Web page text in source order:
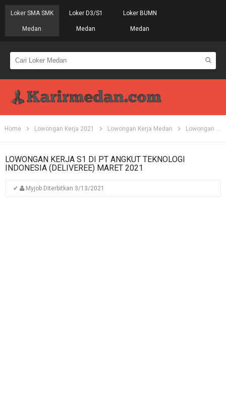
Loker SMA SMK
Medan
Loker D3/S1
Medan
Loker BUMN
Medan
Home Lowongan Kerja 2021 Lowongan Kerja Medan Lowongan Kerja S1
LOWONGAN KERJA S1 DI PT ANGKUT TEKNOLOGI
INDONESIA (DELIVEREE) MARET 2021
✔ Myjob Diterbitkan 3/13/2021